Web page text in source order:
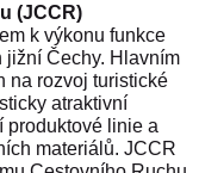
(JCCR)
k výkonu funkce
jižní Čechy. Hlavním
na rozvoj turistické
atraktivní
produktové linie a
materiálů. JCCR